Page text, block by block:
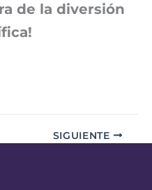
de la diversión
SIGUIENTE